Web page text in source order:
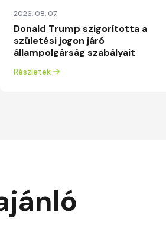
2026. 08. 07.
Donald Trump szigorította a
születési jogon járó
állampolgárság szabályait
Részletek